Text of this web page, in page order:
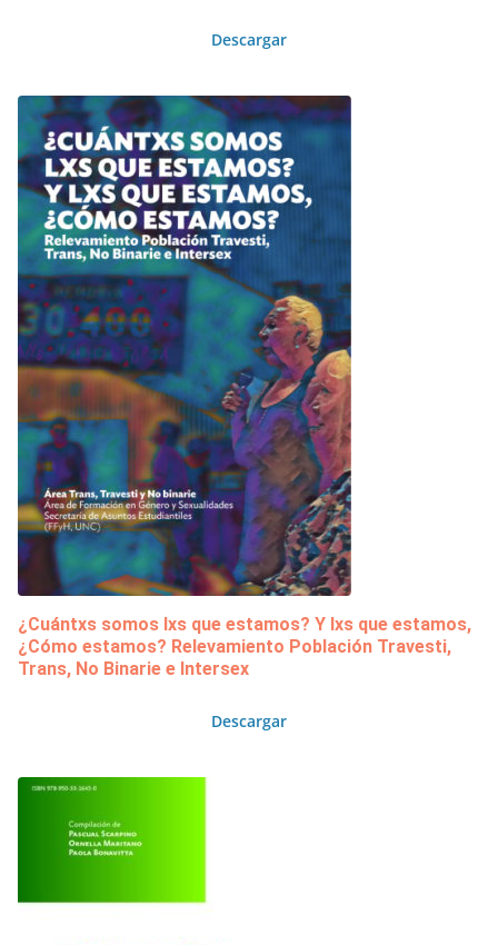
Descargar
¿Cuántxs somos lxs que estamos? Y lxs que estamos,
¿Cómo estamos? Relevamiento Población Travesti,
Trans, No Binarie e Intersex
Descargar